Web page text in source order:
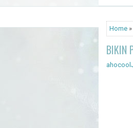
Home »
BIKIN
ahocool